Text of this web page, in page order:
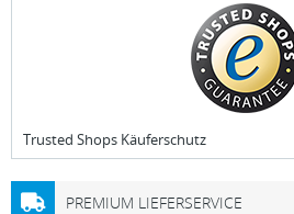
Trusted Shops Käuferschutz
PREMIUM LIEFERSERVICE